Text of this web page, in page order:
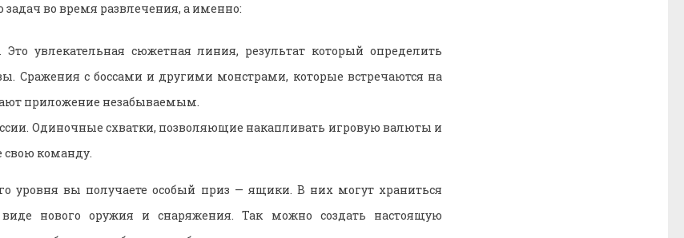
задач во время развлечения, а именно:
увлекательная сюжетная линия, результат который определить
Сражения с боссами и другими монстрами, которые встречаются на
приложение незабываемым.
Одиночные схватки, позволяющие накапливать игровую валюты и
свою команду.
уровня вы получаете особый приз — ящики. В них могут храниться
нового оружия и снаряжения. Так можно создать настоящую